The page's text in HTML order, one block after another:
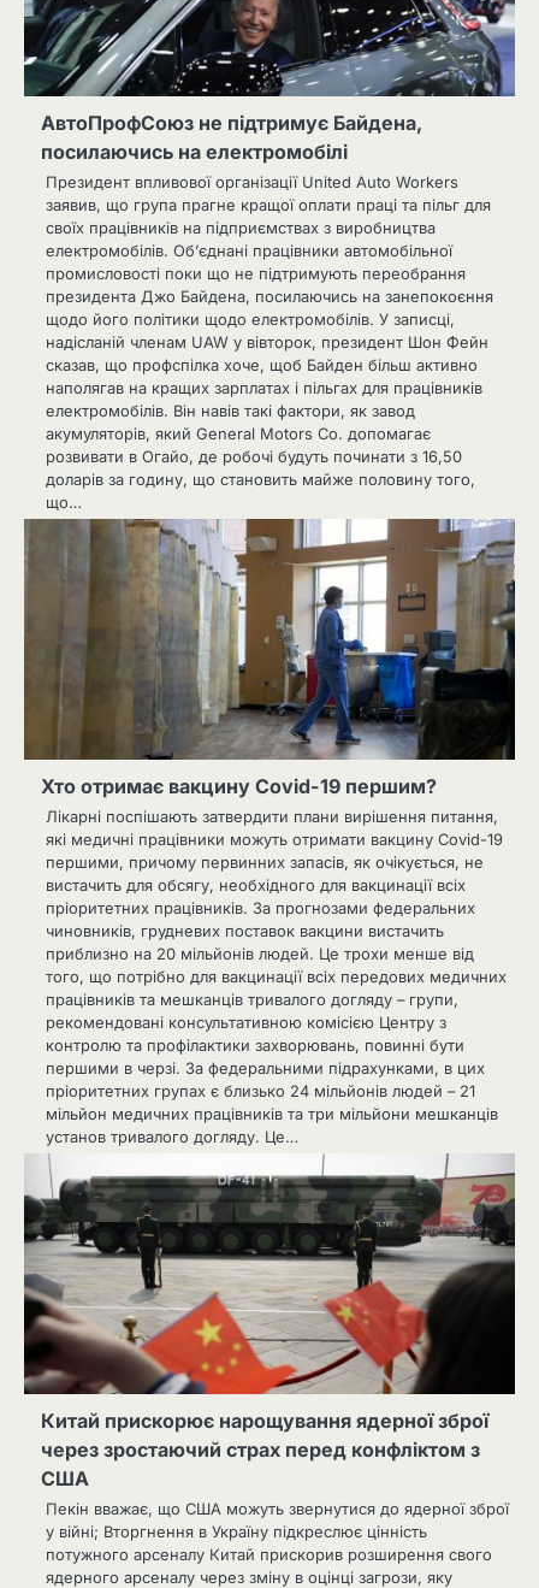
АвтоПрофСоюз не підтримує Байдена,
посилаючись на електромобілі
Президент впливової організації United Auto Workers
заявив, що група прагне кращої оплати праці та пільг для
своїх працівників на підприємствах з виробництва
електромобілів. Об’єднані працівники автомобільної
промисловості поки що не підтримують переобрання
президента Джо Байдена, посилаючись на занепокоєння
щодо його політики щодо електромобілів. У записці,
надісланій членам UAW у вівторок, президент Шон Фейн
сказав, що профспілка хоче, щоб Байден більш активно
наполягав на кращих зарплатах і пільгах для працівників
електромобілів. Він навів такі фактори, як завод
акумуляторів, який General Motors Co. допомагає
розвивати в Огайо, де робочі будуть починати з 16,50
доларів за годину, що становить майже половину того,
що…
Хто отримає вакцину Covid-19 першим?
Лікарні поспішають затвердити плани вирішення питання,
які медичні працівники можуть отримати вакцину Covid-19
першими, причому первинних запасів, як очікується, не
вистачить для обсягу, необхідного для вакцинації всіх
пріоритетних працівників. За прогнозами федеральних
чиновників, грудневих поставок вакцини вистачить
приблизно на 20 мільйонів людей. Це трохи менше від
того, що потрібно для вакцинації всіх передових медичних
працівників та мешканців тривалого догляду – групи,
рекомендовані консультативною комісією Центру з
контролю та профілактики захворювань, повинні бути
першими в черзі. За федеральними підрахунками, в цих
пріоритетних групах є близько 24 мільйонів людей – 21
мільйон медичних працівників та три мільйони мешканців
установ тривалого догляду. Це…
Китай прискорює нарощування ядерної зброї
через зростаючий страх перед конфліктом з
США
Пекін вважає, що США можуть звернутися до ядерної зброї
у війні; Вторгнення в Україну підкреслює цінність
потужного арсеналу Китай прискорив розширення свого
ядерного арсеналу через зміну в оцінці загрози, яку